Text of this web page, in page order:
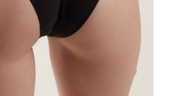
DOSTĘPNOŚCI